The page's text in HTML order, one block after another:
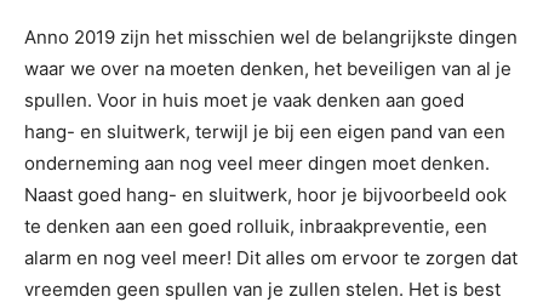
Anno 2019 zijn het misschien wel de belangrijkste dingen
waar we over na moeten denken, het beveiligen van al je
spullen. Voor in huis moet je vaak denken aan goed
hang- en sluitwerk, terwijl je bij een eigen pand van een
onderneming aan nog veel meer dingen moet denken.
Naast goed hang- en sluitwerk, hoor je bijvoorbeeld ook
te denken aan een goed rolluik, inbraakpreventie, een
alarm en nog veel meer! Dit alles om ervoor te zorgen dat
vreemden geen spullen van je zullen stelen. Het is best